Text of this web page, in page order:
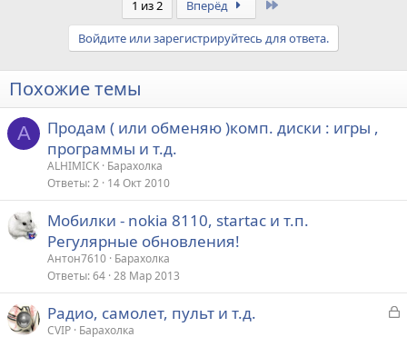
1 из 2 Вперёд
Войдите или зарегистрируйтесь для ответа.
Похожие темы
A
Продам ( или обменяю )комп. диски : игры ,
программы и т.д.
ALHIMICK Барахолка
Ответы 2 14 Окт 2010
Мобилки - nokia 8110, startac и т.п.
Регулярные обновления!
Антон7610 Барахолка
Ответы 64 28 Мар 2013
З
Радио, самолет, пульт и т.д.
CVIP Барахолка